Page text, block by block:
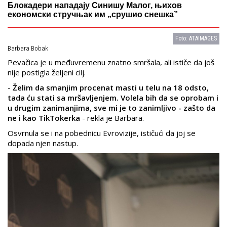
Foto: ATAIMAGES
Блокадери нападају Синишу Малог, њихов
економски стручњак им „срушио снешка”
Barbara Bobak
Pevačica je u međuvremenu znatno smršala, ali ističe da još
nije postigla željeni cilj.
- Želim da smanjim procenat masti u telu na 18 odsto,
tada ću stati sa mršavljenjem. Volela bih da se oprobam i
u drugim zanimanjima, sve mi je to zanimljivo - zašto da
ne i kao TikTokerka - rekla je Barbara.
Osvrnula se i na pobednicu Evrovizije, ističući da joj se
dopada njen nastup.